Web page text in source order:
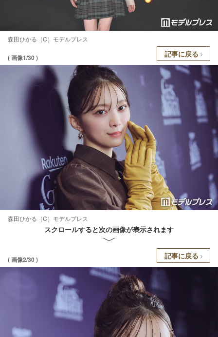
森田ひかる（C）モデルプレス
( 画像1/30 ) 記事に戻る
森田ひかる（C）モデルプレス
スクロールすると次の画像が表示されます
( 画像2/30 ) 記事に戻る